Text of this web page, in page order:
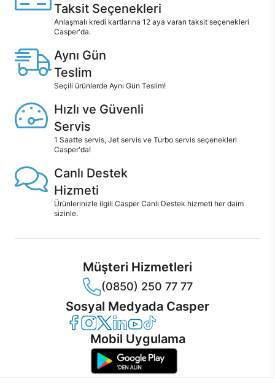
Taksit Seçenekleri
Anlaşmalı kredi kartlarına 12 aya varan taksit seçenekleri
Casper'da.
Aynı Gün
Teslim
Seçili ürünlerde Aynı Gün Teslim!
Hızlı ve Güvenli
Servis
1 Saatte servis, Jet servis ve Turbo servis seçenekleri
Casper'da!
Canlı Destek
Hizmeti
Ürünlerinizle ilgili Casper Canlı Destek hizmeti her daim
sizinle.
Müşteri Hizmetleri
(0850) 250 77 77
Sosyal Medyada Casper
Casper Facebook
Casper Instagram
Casper Twitter
Casper LinkedIn
Casper YouTube
Casper TikTok
Mobil Uygulama